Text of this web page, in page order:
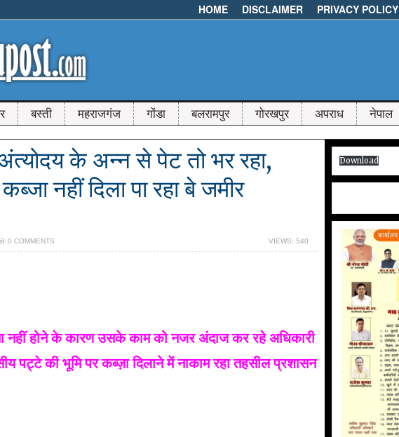
HOME DISCLAIMER PRIVACY POLICY
बस्ती महराजगंज गोंडा बलरामपुर गोरखपुर अपराध नेपाल
अंत्योदय के अन्न से पेट तो भर रहा,
नहीं दिला पा रहा बे जमीर
0 COMMENTS VIEWS: 540
होने के कारण उसके काम को नजर अंदाज कर रहे अधिकारी
की भूमि पर कब्ज़ा दिलाने में नाकाम रहा तहसील प्रशासन
Download